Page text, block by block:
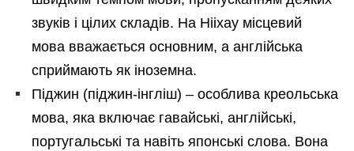
звуків і цілих складів. На Нііхау місцевий
мова вважається основним, а англійська
сприймають як іноземна.
Піджин (піджин-інгліш) – особлива креольська
мова, яка включає гавайські, англійські,
португальські та навіть японські слова. Вона